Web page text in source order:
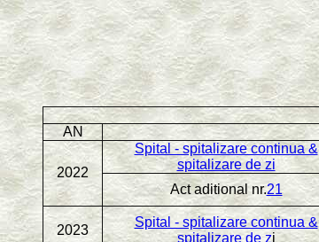
AN
2022
Spital - spitalizare continua &
spitalizare de zi
Act aditional nr.21
2023
Spital - spitalizare continua &
spitalizare de zi